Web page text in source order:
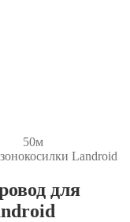
50м
Landroid
для